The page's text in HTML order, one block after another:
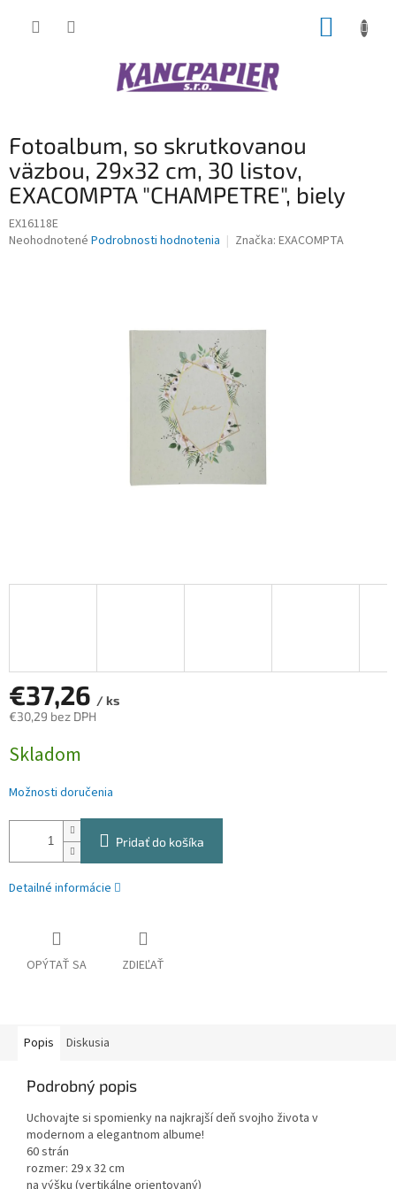
Fotoalbum, so skrutkovanou
väzbou, 29x32 cm, 30 listov,
EXACOMPTA "CHAMPETRE", biely
EX16118E
Priemerné
Neohodnotené Podrobnosti hodnotenia Značka: EXACOMPTA
€37,26 / ks
€30,29 bez DPH
cena:
Skladom
Možnosti doručenia
Pridať do košíka
Detailné informácie
OPÝTAŤ SA ZDIEĽAŤ
Popis Diskusia
Podrobný popis
Uchovajte si spomienky na najkrajší deň svojho života v
modernom a elegantnom albume!
60 strán
rozmer: 29 x 32 cm